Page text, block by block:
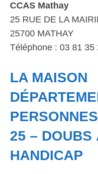
CCAS Mathay
25 RUE DE LA
25700 MATHAY
Téléphone : 03 81 35
LA MAISON
25 – DOUBS
HANDICAP